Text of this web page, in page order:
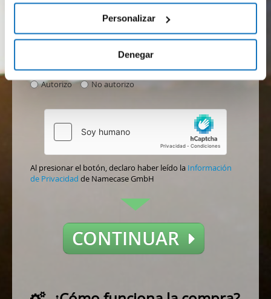
Personalizar
Denegar
consentimiento para recibir promociones y ofertas
de servicios/productos de Namecase GmbH
(aceptación opcional)
Autorizo No autorizo
Al presionar el botón, declaro haber leído la Información
de Privacidad de Namecase GmbH
CONTINUAR